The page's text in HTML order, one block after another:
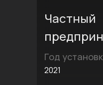
Частный
Год
2021